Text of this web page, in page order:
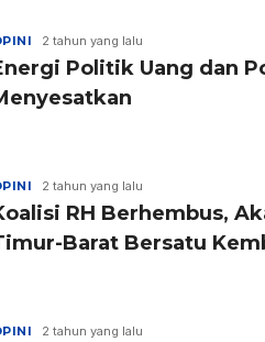
2 tahun yang lalu
Politik Uang dan
2 tahun yang lalu
RH Berhembus,
Barat Bersatu
2 tahun yang lalu